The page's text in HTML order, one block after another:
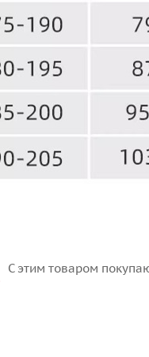
С этим товаром